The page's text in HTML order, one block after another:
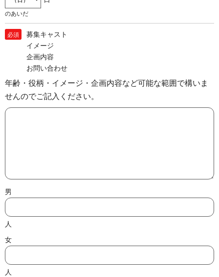
のあいだ
必須
募集キャスト
イメージ
企画内容
お問い合わせ
年齢・役柄・イメージ・企画内容など可能な範囲で構いま
せんのでご記入ください。
男
人
女
人